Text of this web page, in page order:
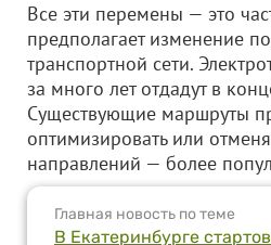
Все эти перемены — это
предполагает изменение
транспортной сети.
за много лет отдадут в
Существующие маршруты
оптимизировать или
направлений — более
Главная новость по теме
В Екатеринбурге